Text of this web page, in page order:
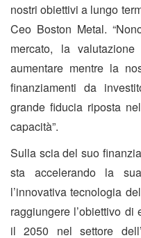
nostri obiettivi a lungo
Ceo Boston Metal.
mercato, la
aumentare mentre la
finanziamenti da
grande fiducia riposta
capacità”.
Sulla scia del suo
sta accelerando la
l’innovativa tecnologia
raggiungere l’obiettivo
il 2050 nel settore